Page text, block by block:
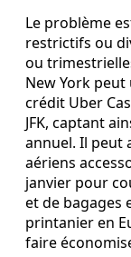
Le problème
restrictifs ou
ou
New York
crédit Uber
JFK, captant
annuel. Il peut
aériens
janvier pour
et de bagages
printanier en
faire